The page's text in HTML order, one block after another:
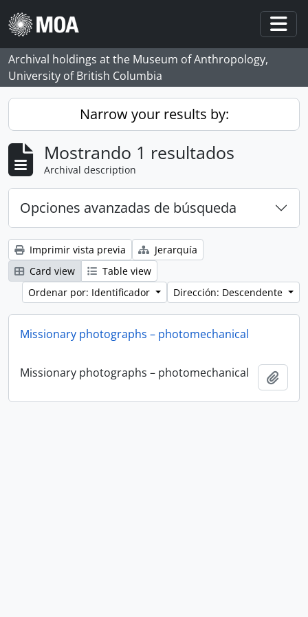
Skip to main content
Archival holdings at the Museum of Anthropology,
University of British Columbia
Narrow your results by:
Mostrando 1 resultados
Archival description
Opciones avanzadas de búsqueda
Imprimir vista previa
Jerarquía
Card view
Table view
Ordenar por: Identificador
Dirección: Descendente
Missionary photographs – photomechanical
Missionary photographs – photomechanical